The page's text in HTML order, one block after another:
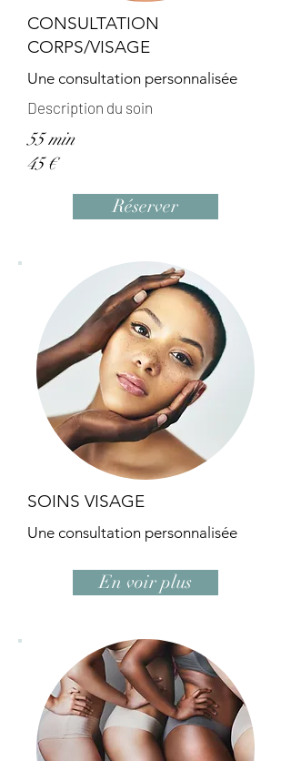
CONSULTATION
CORPS/VISAGE
Une consultation personnalisée
Description du soin
55 min
45 €
Réserver
SOINS VISAGE
Une consultation personnalisée
En voir plus